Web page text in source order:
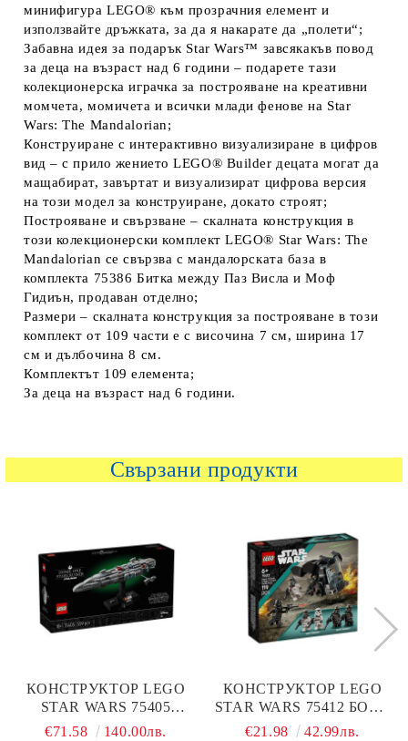
минифигура LEGO® към прозрачния елемент и
използвайте дръжката, за да я накарате да „полети“;
Забавна идея за подарък Star Wars™ завсякакъв повод
за деца на възраст над 6 години – подарете тази
колекционерска играчка за построяване на креативни
момчета, момичета и всички млади фенове на Star
Wars: The Mandalorian;
Конструиране с интерактивно визуализиране в цифров
вид – с прило жението LEGO® Builder децата могат да
мащабират, завъртат и визуализират цифрова версия
на този модел за конструиране, докато строят;
Построяване и свързване – скалната конструкция в
този колекционерски комплект LEGO® Star Wars: The
Mandalorian се свързва с мандалорската база в
комплекта 75386 Битка между Паз Висла и Моф
Гидиън, продаван отделно;
Размери – скалната конструкция за построяване в този
комплект от 109 части е с височина 7 см, ширина 17
см и дълбочина 8 см.
Комплектът 109 елемента;
За деца на възраст над 6 години.
Свързани продукти
КОНСТРУКТОР LEGO
STAR WARS 75405
КОСМИЧЕСКИ
€71.58 140.00лв.
КОНСТРУКТОР LEGO
STAR WARS 75412 БОЕН
ПАКЕТ ЩУРМОВАК НА
€21.98 42.99лв.